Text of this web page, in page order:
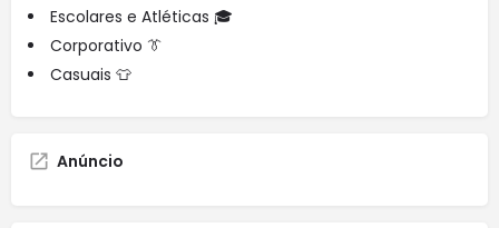
Escolares e Atléticas 🎓
Corporativo 👔
Casuais 👕
Anúncio